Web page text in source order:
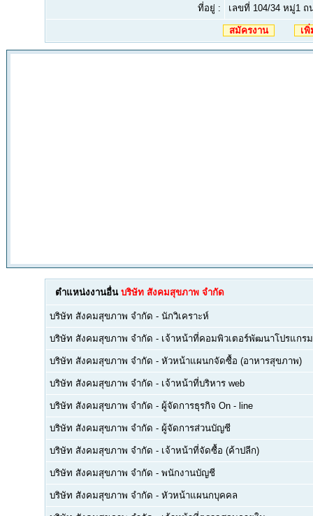
ที่อยู่ : เลขที่ 104/34 หมู่1
สมัครงาน เ
ตำแหน่งงานอื่น บริษัท สังคมสุขภาพ จำกัด
บริษัท สังคมสุขภาพ จำกัด - นักวิเคราะห์
บริษัท สังคมสุขภาพ จำกัด - เจ้าหน้าที่คอมพิวเตอร์พัฒนาโปรแกรม
บริษัท สังคมสุขภาพ จำกัด - หัวหน้าแผนกจัดซื้อ (อาหารสุขภาพ)
บริษัท สังคมสุขภาพ จำกัด - เจ้าหน้าที่บริหาร web
บริษัท สังคมสุขภาพ จำกัด - ผู้จัดการธุรกิจ On - line
บริษัท สังคมสุขภาพ จำกัด - ผู้จัดการส่วนบัญชี
บริษัท สังคมสุขภาพ จำกัด - เจ้าหน้าที่จัดซื้อ (ค้าปลีก)
บริษัท สังคมสุขภาพ จำกัด - พนักงานบัญชี
บริษัท สังคมสุขภาพ จำกัด - หัวหน้าแผนกบุคคล